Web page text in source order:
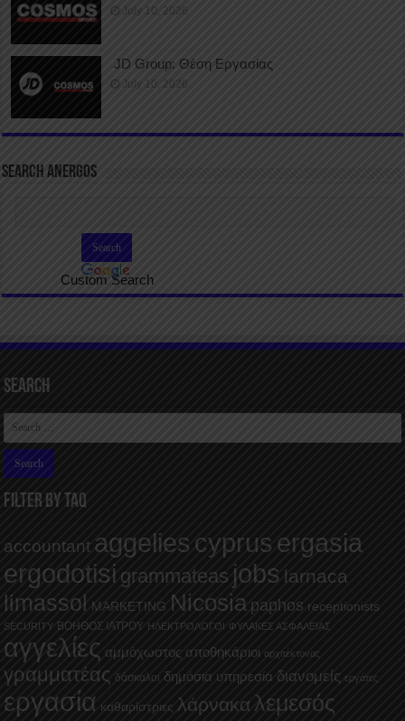
July 10, 2026
JD Group: Θέση Εργασίας
July 10, 2026
SEARCH ANERGOS
Custom Search
Search
FILTER BY TAQ
accountant aggelies cyprus ergasia
ergodotisi grammateas jobs larnaca
limassol MARKETING Nicosia paphos receptionists
SECURITY ΒΟΗΘΟΣ ΙΑΤΡΟΥ ΗΛΕΚΤΡΟΛΟΓΟΙ ΦΥΛΑΚΕΣ ΑΣΦΑΛΕΙΑΣ
αγγελίες αμμόχωστος αποθηκάριοι αρχιτέκτονας
γραμματέας δάσκαλοι δημόσια υπηρεσία διανομείς εργάτες
εργασία καθαρίστριες λάρνακα λεμεσός